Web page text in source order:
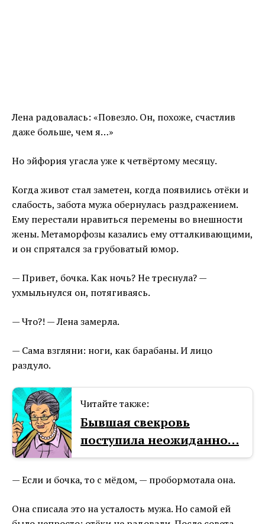
Лена радовалась: «Повезло. Он, похоже, счастлив
даже больше, чем я…»
Но эйфория угасла уже к четвёртому месяцу.
Когда живот стал заметен, когда появились отёки и
слабость, забота мужа обернулась раздражением.
Ему перестали нравиться перемены во внешности
жены. Метаморфозы казались ему отталкивающими,
и он спрятался за грубоватый юмор.
— Привет, бочка. Как ночь? Не треснула? —
ухмыльнулся он, потягиваясь.
— Что?! — Лена замерла.
— Сама взгляни: ноги, как барабаны. И лицо
раздуло.
Читайте также:
Бывшая свекровь
поступила неожиданно…
— Если и бочка, то с мёдом, — пробормотала она.
Она списала это на усталость мужа. Но самой ей